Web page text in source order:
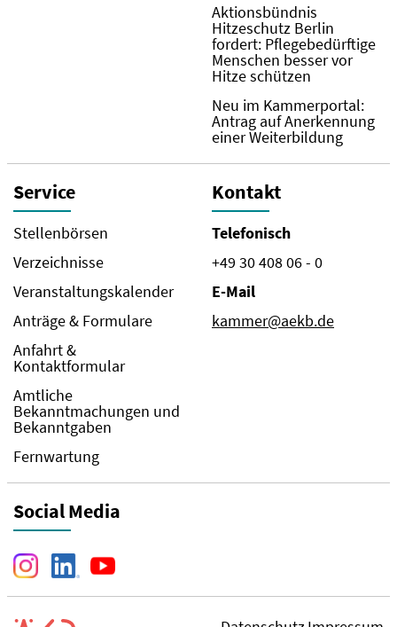
Aktionsbündnis
Hitzeschutz Berlin
fordert: Pflegebedürftige
Menschen besser vor
Hitze schützen
Neu im Kammerportal:
Antrag auf Anerkennung
einer Weiterbildung
Service
Stellenbörsen
Verzeichnisse
Veranstaltungskalender
Anträge & Formulare
Anfahrt &
Kontaktformular
Amtliche
Bekanntmachungen und
Bekanntgaben
Fernwartung
Kontakt
Telefonisch
+49 30 408 06 - 0
E-Mail
kammer@aekb.de
Social Media